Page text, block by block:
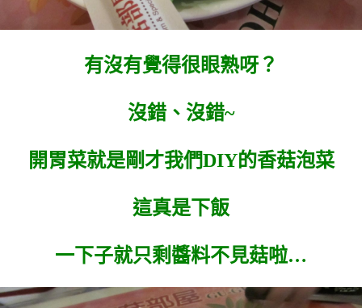
有沒有覺得很眼熟呀？
沒錯、沒錯~
開胃菜就是剛才我們DIY的香菇泡菜
這真是下飯
一下子就只剩醬料不見菇啦…